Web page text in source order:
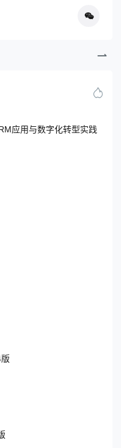
应用与数字化转型实践